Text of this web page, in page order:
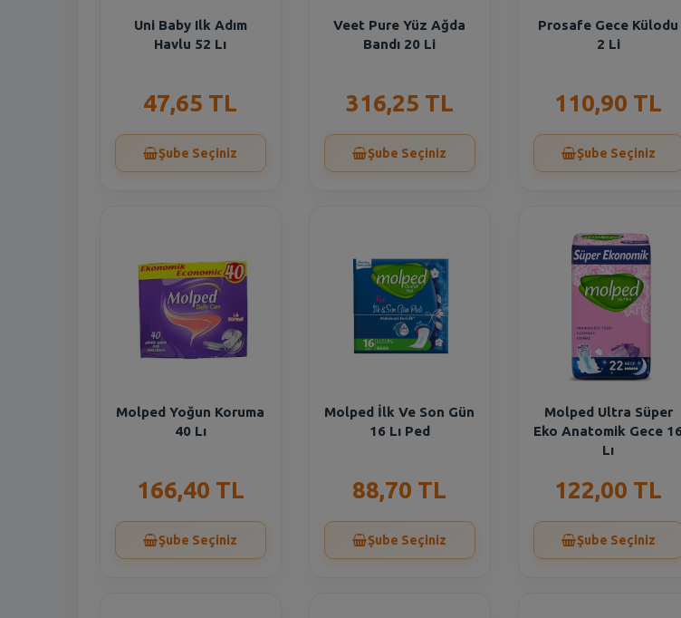
Uni Baby Ilk Adım
Havlu 52 Lı
47,65 TL
Şube Seçiniz
Veet Pure Yüz Ağda
Bandı 20 Li
316,25 TL
Şube Seçiniz
Prosafe Gece Külodu
2 Li
110,90 TL
Şube Seçiniz
Molped Yoğun Koruma
40 Lı
166,40 TL
Şube Seçiniz
Molped İlk Ve Son Gün
16 Lı Ped
88,70 TL
Şube Seçiniz
Molped Ultra Süper
Eko Anatomik Gece
Lı
122,00 TL
Şube Seçiniz